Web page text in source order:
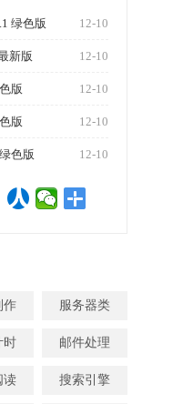
12-10
绿色版
12-10
新版
12-10
版
12-10
版
12-10
色版
作 服务器类
时 邮件处理
读 搜索引擎